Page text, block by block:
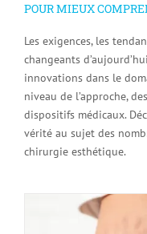
POUR MIEUX
Les exigences, les
changeants
innovations dans le
niveau de l’approche,
dispositifs médicaux.
vérité au sujet des
chirurgie esthétique.